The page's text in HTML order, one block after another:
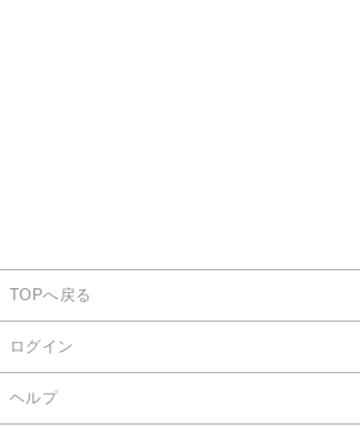
TOPへ戻る
ログイン
ヘルプ